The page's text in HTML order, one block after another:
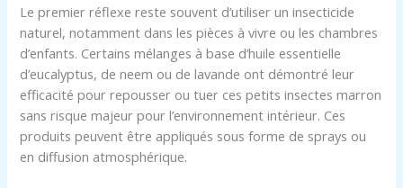
Le premier réflexe reste souvent d’utiliser un insecticide
naturel, notamment dans les pièces à vivre ou les chambres
d’enfants. Certains mélanges à base d’huile essentielle
d’eucalyptus, de neem ou de lavande ont démontré leur
efficacité pour repousser ou tuer ces petits insectes marron
sans risque majeur pour l’environnement intérieur. Ces
produits peuvent être appliqués sous forme de sprays ou
en diffusion atmosphérique.